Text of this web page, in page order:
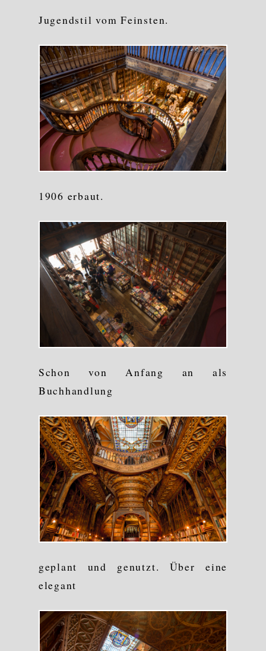
Jugendstil vom Feinsten.
1906 erbaut.
Schon von Anfang an als
Buchhandlung
geplant und genutzt. Über eine
elegant